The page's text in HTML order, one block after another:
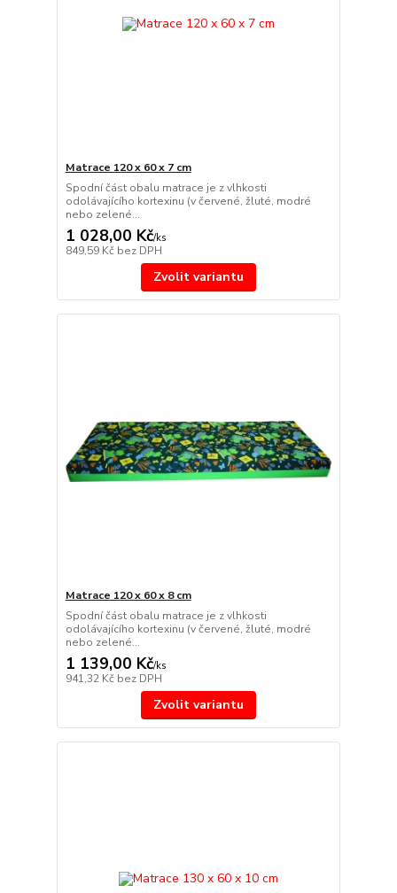
Matrace 120 x 60 x 7 cm
Spodní část obalu matrace je z vlhkosti
odolávajícího kortexinu (v červené, žluté, modré
nebo zelené...
1 028,00 Kč/ks
849,59 Kč bez DPH
Zvolit variantu
Matrace 120 x 60 x 8 cm
Spodní část obalu matrace je z vlhkosti
odolávajícího kortexinu (v červené, žluté, modré
nebo zelené...
1 139,00 Kč/ks
941,32 Kč bez DPH
Zvolit variantu